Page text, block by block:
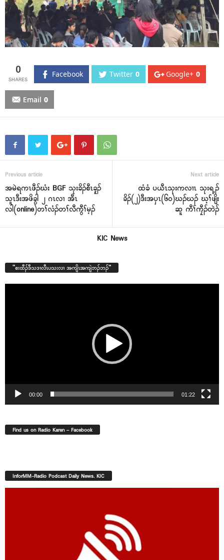
0 Facebook Twitter 0 Google+ 0
Email 0
Previous article
အမဲရကၤဖီၣ်ဃံး BGF သုးခိၣ်စီၤခၠ့ၣ်
သူၤဒီးအဖိခွါ ၂ ဂၤလၢ အီၤ
လါ(online)တၢ်လံၣ်တၢ်လီကွီၢ်မ့ၣ်
Next article
ထံခံ ပယီၤသုးကလၢၤ သုးရ့ၣ်
ခိၣ်(၂)ဒီးအပှၤ(၆၀)ဃၣ်ဃၣ် ဃ့ၢ်ဖျိး
ဆူ ကီၢ်ကၠီၣ်တဲၣ်
KIC News
“စးထီၣ်ဒီသဒၢလီၤပသးလၢ အကျိၤအကျဲဘၣ်ဘၣ်”
00:00 01:22
Find us on Radio Karen – Facebook
InforMM-Radio Podcast Daily News. KIC